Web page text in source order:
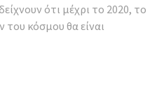
ότι μέχρι το 2020, το
κόσμου θα είναι